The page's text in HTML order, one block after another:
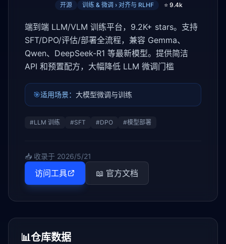
开源 训练 & 微调 › 对齐与 RLHF ⭐ 9.4k
端到端 LLM/VLM 训练平台，9.2K+ stars。支持
SFT/DPO/评估/部署全流程，兼容 Gemma、
Qwen、DeepSeek-R1 等最新模型。提供简洁
API 和预置配方，大幅降低 LLM 微调门槛
🎯适用场景： 大模型微调与训练
#LLM 训练 #SFT #DPO #模型部署
📥 收录于 2026/5/21
访问工具 📖 官方文档
📊仓库数据